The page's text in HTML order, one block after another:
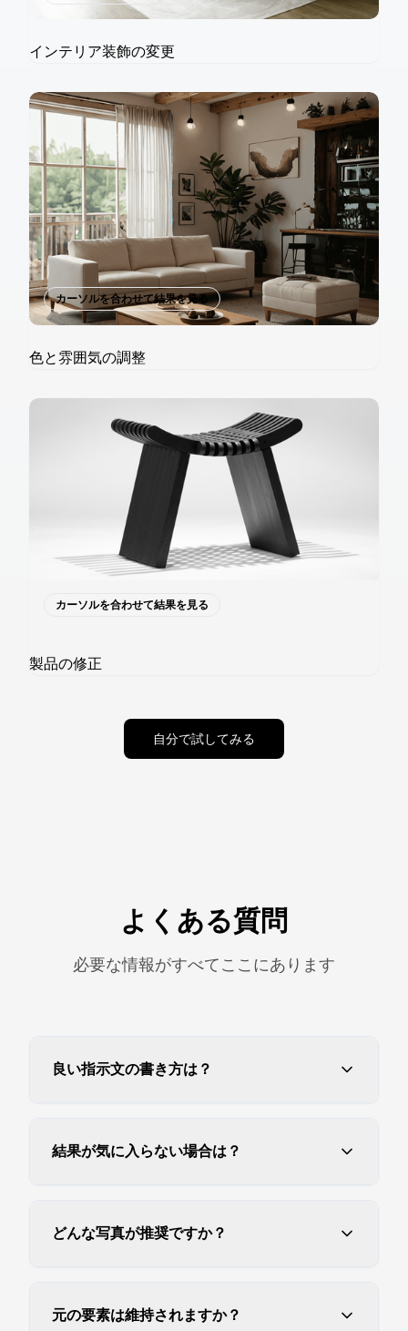
インテリア装飾の変更
カーソルを合わせて結果を見る
色と雰囲気の調整
カーソルを合わせて結果を見る
製品の修正
自分で試してみる
よくある質問
必要な情報がすべてここにあります
良い指示文の書き方は？
結果が気に入らない場合は？
どんな写真が推奨ですか？
元の要素は維持されますか？